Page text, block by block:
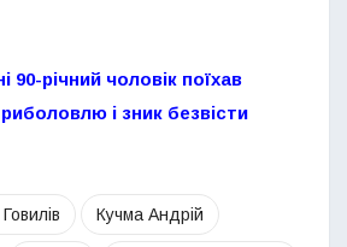
90-річний чоловік поїхав
і зник безвісти
Кучма Андрій